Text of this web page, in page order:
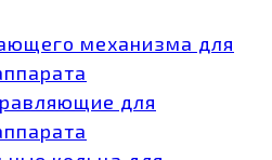
механизма для
для